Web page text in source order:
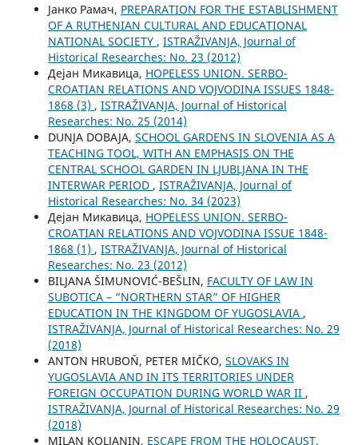
Јанко Рамач, PREPARATION FOR THE ESTABLISHMENT
OF A RUTHENIAN CULTURAL AND EDUCATIONAL
NATIONAL SOCIETY , ISTRAŽIVANJA, Јournal of
Historical Researches: No. 23 (2012)
Дејан Микавица, HOPELESS UNION. SERBO-
CROATIAN RELATIONS AND VOJVODINA ISSUES 1848-
1868 (3) , ISTRAŽIVANJA, Јournal of Historical
Researches: No. 25 (2014)
DUNJA DOBAJA, SCHOOL GARDENS IN SLOVENIA AS A
TEACHING TOOL, WITH AN EMPHASIS ON THE
CENTRAL SCHOOL GARDEN IN LJUBLJANA IN THE
INTERWAR PERIOD , ISTRAŽIVANJA, Јournal of
Historical Researches: No. 34 (2023)
Дејан Микавица, HOPELESS UNION. SERBO-
CROATIAN RELATIONS AND VOJVODINA ISSUE 1848-
1868 (1) , ISTRAŽIVANJA, Јournal of Historical
Researches: No. 23 (2012)
BILЈANA ŠIMUNOVIĆ-BEŠLIN, FACULTY OF LAW IN
SUBOTICA – “NORTHERN STAR” OF HIGHER
EDUCATION IN THE KINGDOM OF YUGOSLAVIA ,
ISTRAŽIVANJA, Јournal of Historical Researches: No. 29
(2018)
ANTON HRUBOŇ, PETER MIČKO, SLOVAKS IN
YUGOSLAVIA AND IN ITS TERRITORIES UNDER
FOREIGN OCCUPATION DURING WORLD WAR II ,
ISTRAŽIVANJA, Јournal of Historical Researches: No. 29
(2018)
MILAN KOLJANIN, ESCAPE FROM THE HOLOCAUST.